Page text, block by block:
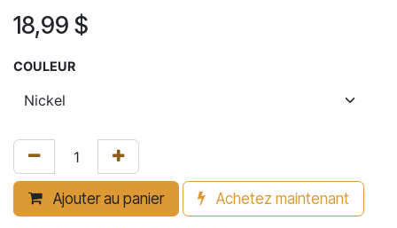
18,99 $
COULEUR
Ajouter au panier Achetez maintenant